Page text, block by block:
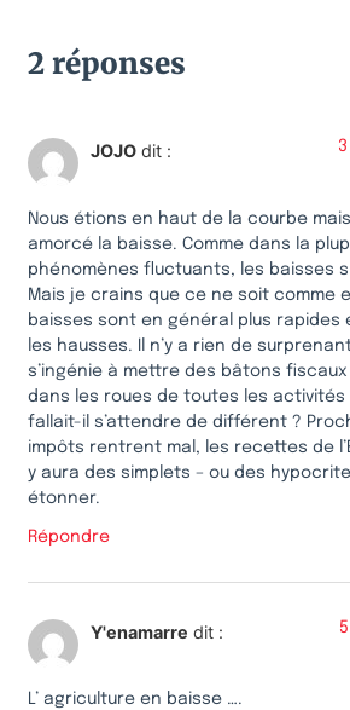
2 réponses
JOJO dit :
Nous étions en haut de la courbe
amorcé la baisse. Comme dans la
phénomènes fluctuants, les baisses
Mais je crains que ce ne soit comme
baisses sont en général plus rapides
les hausses. Il n’y a rien de
s’ingénie à mettre des bâtons
dans les roues de toutes les activités
fallait-il s’attendre de différent ?
impôts rentrent mal, les recettes de
y aura des simplets – ou des
étonner.
Répondre
Y'enamarre dit :
L’ agriculture en baisse ….